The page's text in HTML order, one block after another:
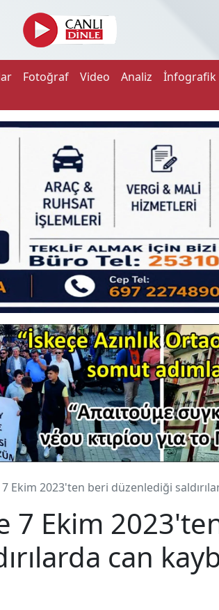
Fotoğraf Video Analiz İnfografik
Ekim 2023'ten beri düzenlediği
7 Ekim
can